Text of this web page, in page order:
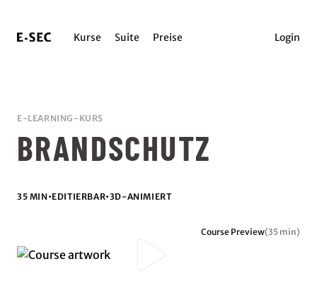
Kurse Suite Preise Login
E-LEARNING-KURS
BRANDSCHUTZ
35 MIN•EDITIERBAR•3D-ANIMIERT
Course Preview(35 min)